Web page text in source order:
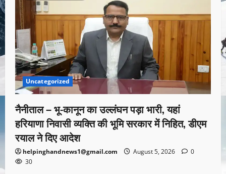
Uncategorized
नैनीताल – भू-कानून का उल्लंघन पड़ा भारी, यहां
हरियाणा निवासी व्यक्ति की भूमि सरकार में निहित, डीएम
रयाल ने दिए आदेश
helpinghandnews1@gmail.com August 5, 2026
0
30